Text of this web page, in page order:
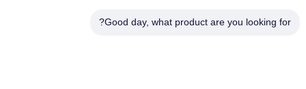
عنوان
Good day, what product are you looking for?